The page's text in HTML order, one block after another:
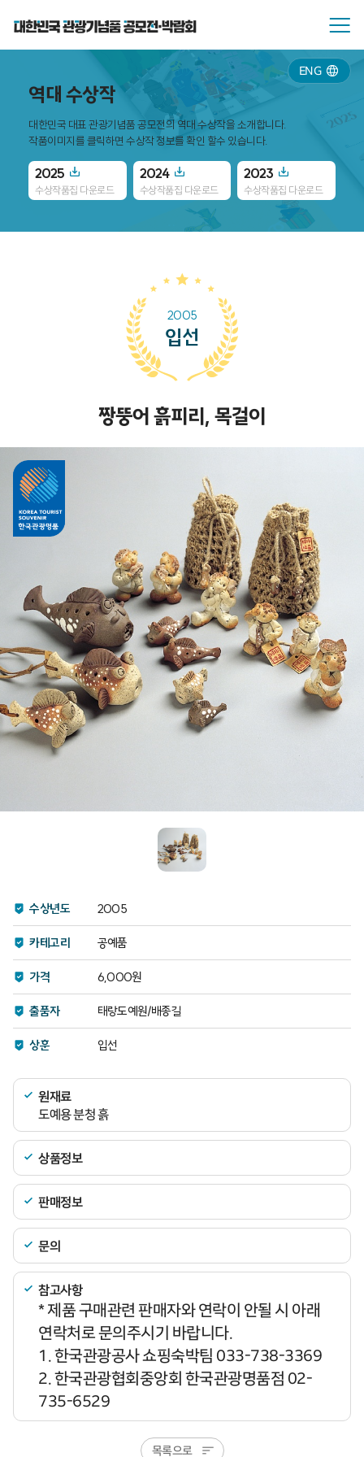
역대 수상작
대한민국 대표 관광기념품 공모전의 역대 수상작을 소개합니다.
작품이미지를 클릭하면 수상작 정보를 확인 할수 있습니다.
2025
수상작품집 다운로드
2024
수상작품집 다운로드
2023
수상작품집 다운로드
ENG
2005
입선
짱뚱어 흙피리, 목걸이
수상년도 2005
카테고리 공예품
가격 6,000원
출품자 태랑도예원/배종길
상훈 입선
원재료
도예용 분청 흙
상품정보
판매정보
문의
참고사항
* 제품 구매관련 판매자와 연락이 안될 시 아래
연락처로 문의주시기 바랍니다.
1. 한국관광공사 쇼핑숙박팀 033-738-3369
2. 한국관광협회중앙회 한국관광명품점 02-
735-6529
목록으로